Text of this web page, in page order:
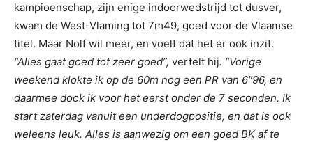
kampioenschap, zijn enige indoorwedstrijd tot dusver,
kwam de West-Vlaming tot 7m49, goed voor de Vlaamse
titel. Maar Nolf wil meer, en voelt dat het er ook inzit.
“Alles gaat goed tot zeer goed”, vertelt hij. “Vorige
weekend klokte ik op de 60m nog een PR van 6″96, en
daarmee dook ik voor het eerst onder de 7 seconden. Ik
start zaterdag vanuit een underdogpositie, en dat is ook
weleens leuk. Alles is aanwezig om een goed BK af te